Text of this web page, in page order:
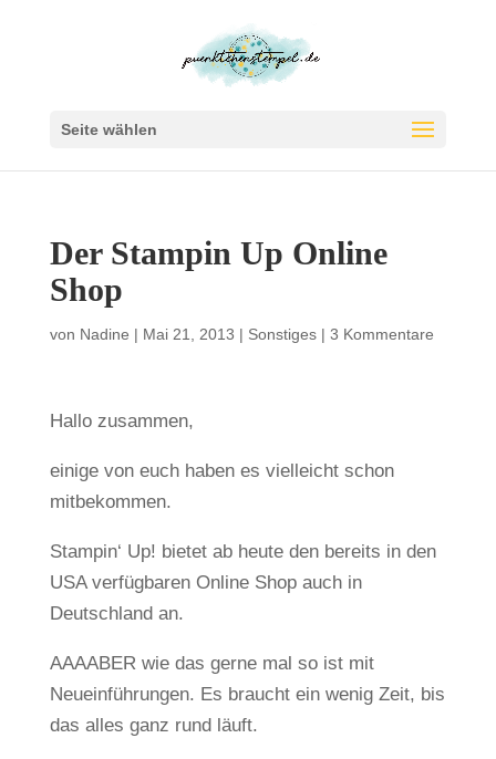
Seite wählen
Der Stampin Up Online
Shop
von Nadine | Mai 21, 2013 | Sonstiges| 3 Kommentare
Hallo zusammen,
einige von euch haben es vielleicht schon
mitbekommen.
Stampin‘ Up! bietet ab heute den bereits in den
USA verfügbaren Online Shop auch in
Deutschland an.
AAAABER wie das gerne mal so ist mit
Neueinführungen. Es braucht ein wenig Zeit, bis
das alles ganz rund läuft.